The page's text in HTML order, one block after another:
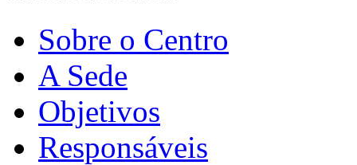
Sobre o Centro
A Sede
Objetivos
Responsáveis